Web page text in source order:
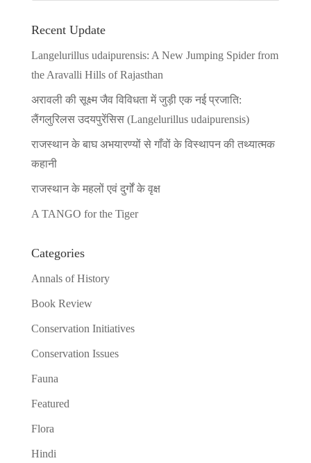
Recent Update
Langelurillus udaipurensis: A New Jumping Spider from
the Aravalli Hills of Rajasthan
अरावली की सूक्ष्म जैव विविधता में जुड़ी एक नई प्रजाति:
लैंगलुरिलस उदयपुरेंसिस (Langelurillus udaipurensis)
राजस्थान के बाघ अभयारण्यों से गाँवों के विस्थापन की तथ्यात्मक
कहानी
राजस्थान के महलों एवं दुर्गों के वृक्ष
A TANGO for the Tiger
Categories
Annals of History
Book Review
Conservation Initiatives
Conservation Issues
Fauna
Featured
Flora
Hindi